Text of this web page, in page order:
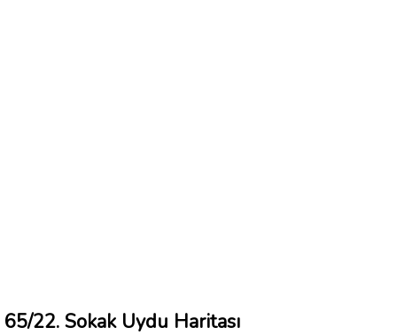
65/22. Sokak Uydu Haritası